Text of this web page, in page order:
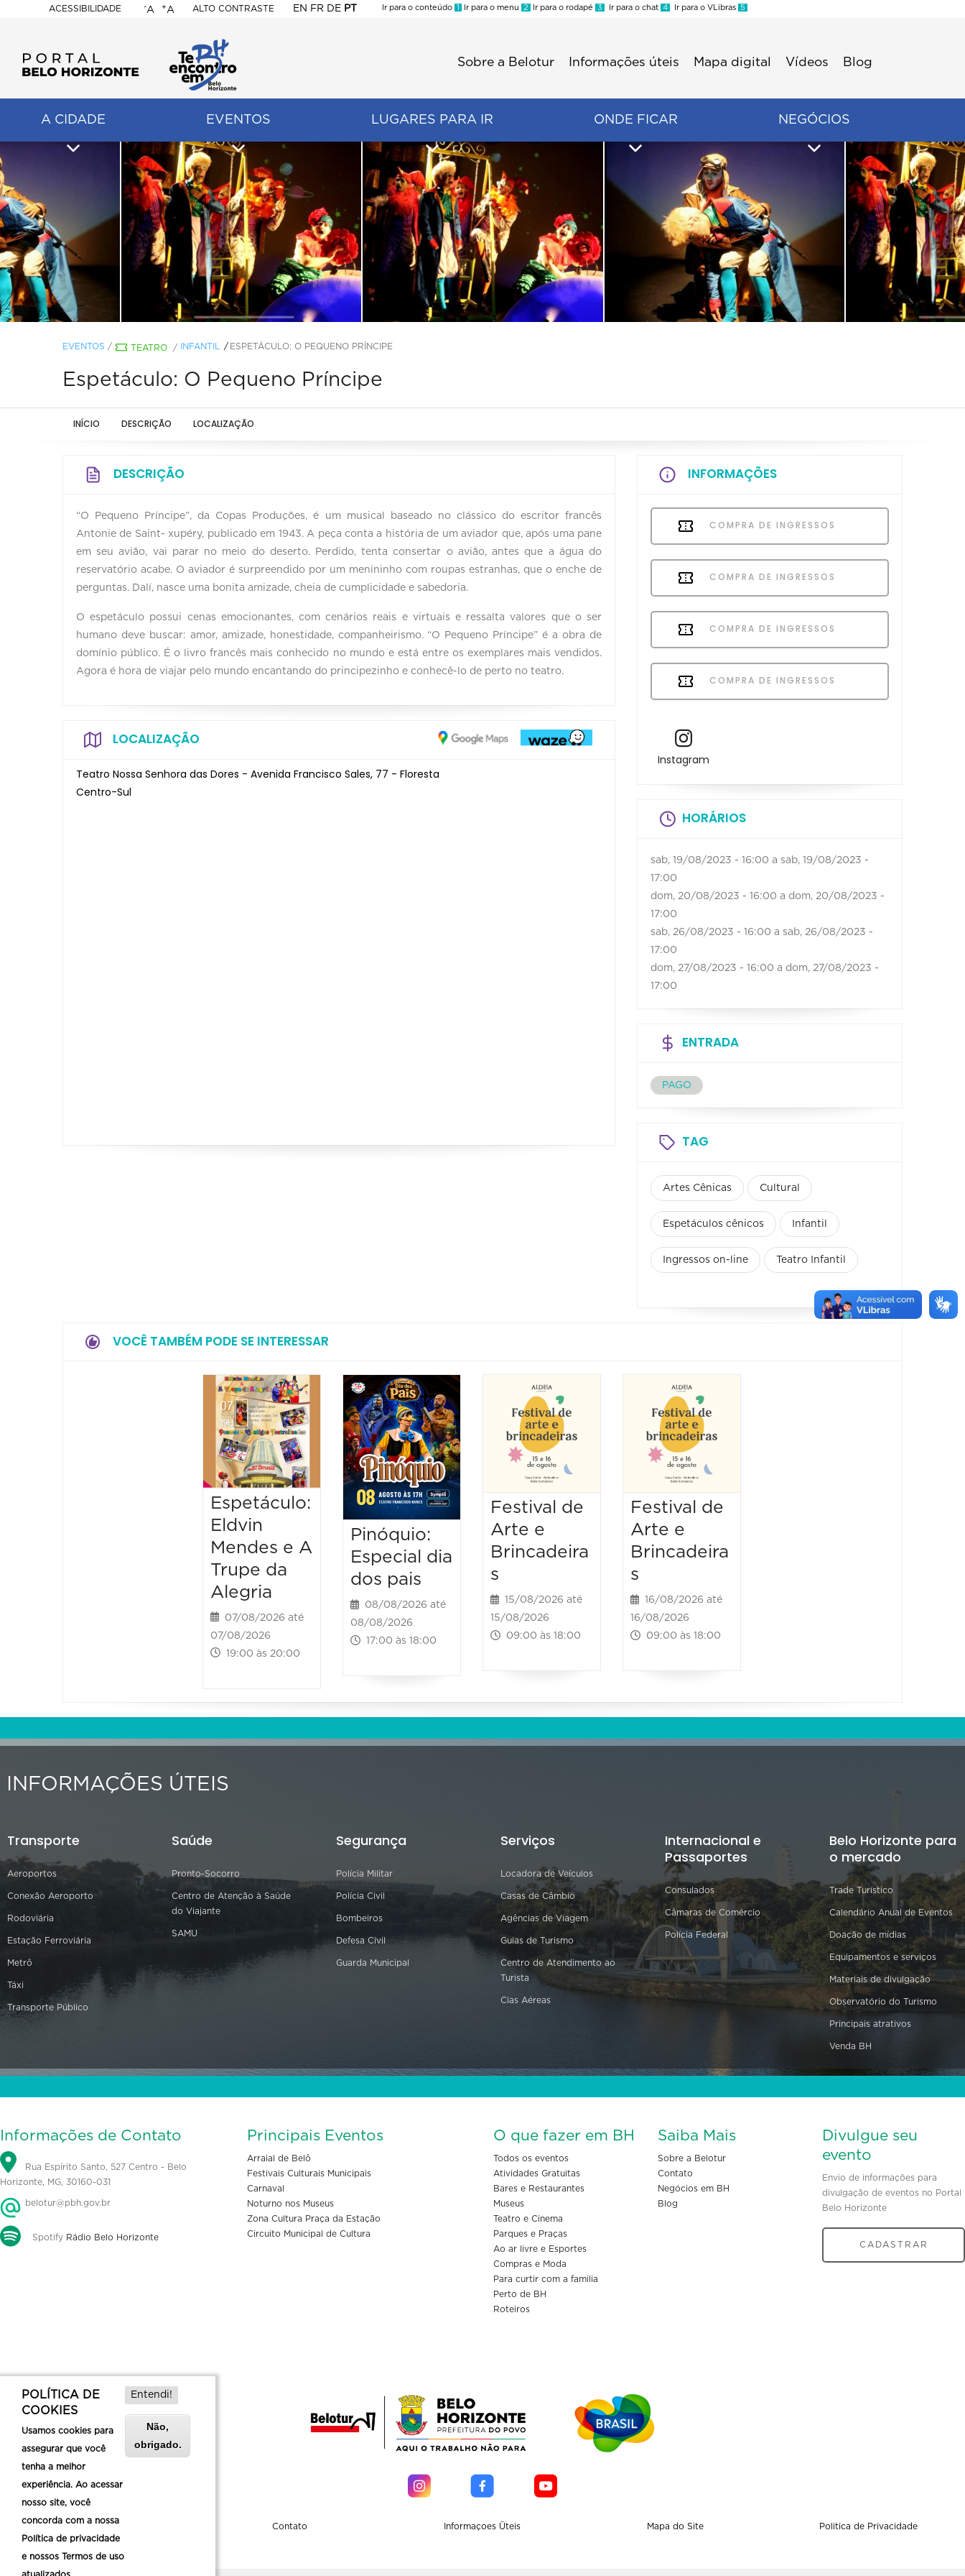
ACESSIBILIDADE
BELO
HORIZONTE
-A +A ALTO CONTRASTE EN FR DE PT
Ir para o conteúdo 1 Ir para o menu 2 Ir para o rodapé 3 Ir para o chat 4 Ir para o VLibras 5
Sobre a Belotur Informações úteis Mapa digital Vídeos Blog
A CIDADE EVENTOS LUGARES PARA IR ONDE FICAR NEGÓCIOS
EVENTOS / TEATRO / INFANTIL ESPETÁCULO: O PEQUENO PRÍNCIPE
Espetáculo: O Pequeno Príncipe
INÍCIO DESCRIÇÃO LOCALIZAÇÃO
DESCRIÇÃO
“O Pequeno Príncipe”, da Copas Produções, é um musical baseado no clássico do escritor francês
Antonie de Saint- xupéry, publicado em 1943. A peça conta a história de um aviador que, após uma pane
em seu avião, vai parar no meio do deserto. Perdido, tenta consertar o avião, antes que a água do
reservatório acabe. O aviador é surpreendido por um menininho com roupas estranhas, que o enche de
perguntas. Dalí, nasce uma bonita amizade, cheia de cumplicidade e sabedoria.
O espetáculo possui cenas emocionantes, com cenários reais e virtuais e ressalta valores que o ser
humano deve buscar: amor, amizade, honestidade, companheirismo. “O Pequeno Príncipe” é a obra de
domínio público. É o livro francês mais conhecido no mundo e está entre os exemplares mais vendidos.
Agora é hora de viajar pelo mundo encantando do principezinho e conhecê-lo de perto no teatro.
LOCALIZAÇÃO
Teatro Nossa Senhora das Dores - Avenida Francisco Sales, 77 - Floresta
Centro-Sul
INFORMAÇÕES
COMPRA DE INGRESSOS
COMPRA DE INGRESSOS
COMPRA DE INGRESSOS
COMPRA DE INGRESSOS
Instagram
HORÁRIOS
sab, 19/08/2023 - 16:00 a sab, 19/08/2023 -
17:00
dom, 20/08/2023 - 16:00 a dom, 20/08/2023 -
17:00
sab, 26/08/2023 - 16:00 a sab, 26/08/2023 -
17:00
dom, 27/08/2023 - 16:00 a dom, 27/08/2023 -
17:00
ENTRADA
PAGO
TAG
Artes Cênicas Cultural
Espetáculos cênicos Infantil
Ingressos on-line Teatro Infantil
VOCÊ TAMBÉM PODE SE INTERESSAR
Espetáculo:
Eldvin
Mendes e A
Trupe da
Alegria
07/08/2026 até
07/08/2026
19:00 às 20:00
Pinóquio:
Especial dia
dos pais
08/08/2026 até
08/08/2026
17:00 às 18:00
Festival de
Arte e
Brincadeira
s
15/08/2026 até
15/08/2026
09:00 às 18:00
Festival de
Arte e
Brincadeira
s
16/08/2026 até
16/08/2026
09:00 às 18:00
INFORMAÇÕES ÚTEIS
Transporte
Aeroportos
Conexão Aeroporto
Rodoviária
Estação Ferroviária
Metrô
Táxi
Transporte Público
Saúde
Pronto-Socorro
Centro de Atenção à Saúde
do Viajante
SAMU
Segurança
Polícia Militar
Polícia Civil
Bombeiros
Defesa Civil
Guarda Municipal
Serviços
Locadora de Veículos
Casas de Câmbio
Agências de Viagem
Guias de Turismo
Centro de Atendimento ao
Turista
Cias Aéreas
Internacional e
Passaportes
Consulados
Câmaras de Comércio
Polícia Federal
Belo Horizonte para
o mercado
Trade Turístico
Calendário Anual de Eventos
Doação de mídias
Equipamentos e serviços
Materiais de divulgação
Observatório do Turismo
Principais atrativos
Venda BH
Informações de Contato
Rua Espírito Santo, 527 Centro - Belo
Horizonte, MG, 30160-031
belotur@pbh.gov.br
Spotify Rádio Belo Horizonte
Principais Eventos
Arraial de Belô
Festivais Culturais Municipais
Carnaval
Noturno nos Museus
Zona Cultura Praça da Estação
Circuito Municipal de Cultura
O que fazer em BH
Todos os eventos
Atividades Gratuitas
Bares e Restaurantes
Museus
Teatro e Cinema
Parques e Praças
Ao ar livre e Esportes
Compras e Moda
Para curtir com a familia
Perto de BH
Roteiros
Saiba Mais
Sobre a Belotur
Contato
Negócios em BH
Blog
Divulgue seu
evento
Envio de informações para
divulgação de eventos no Portal
Belo Horizonte
CADASTRAR
Sobre a Belotur Contato Informaçoes Üteis Mapa do Site Politica de Privacidade
POLÍTICA DE
COOKIES
Usamos cookies para
assegurar que você
tenha a melhor
experiência. Ao acessar
nosso site, você
concorda com a nossa
Política de privacidade
e nossos Termos de uso
Entendi!
Não,
obrigado.